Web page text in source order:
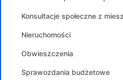
Konsultacje społeczne z
Nieruchomości
Obwieszczenia
Sprawozdania budżetowe